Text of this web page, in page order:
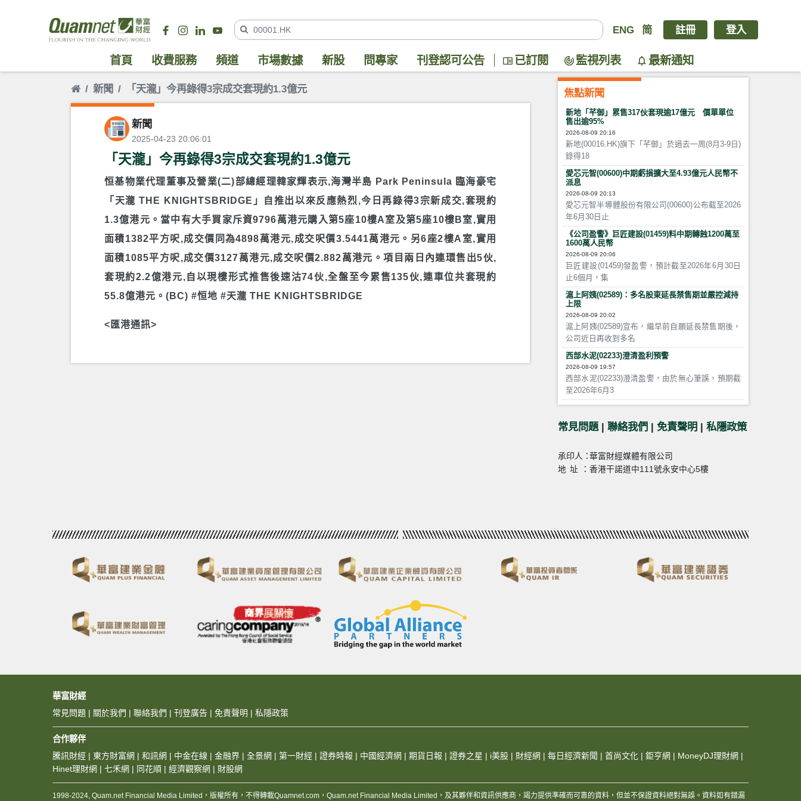
ENG 简 註冊 登入
首頁 收費服務 頻道 市場數據 新股 問專家 刊登認可公告 已訂閱 監視列表 最新通知
新聞 「天瀧」今再錄得3宗成交套現約1.3億元
新聞
2025-04-23 20:06:01
「天瀧」今再錄得3宗成交套現約1.3億元
恒基物業代理董事及營業(二)部總經理韓家輝表示,海灣半島 Park Peninsula 臨海豪宅
「天瀧 THE KNIGHTSBRIDGE」自推出以來反應熱烈,今日再錄得3宗新成交,套現約
1.3億港元。當中有大手買家斥資9796萬港元購入第5座10樓A室及第5座10樓B室,實用
面積1382平方呎,成交價同為4898萬港元,成交呎價3.5441萬港元。另6座2樓A室,實用
面積1085平方呎,成交價3127萬港元,成交呎價2.882萬港元。項目兩日內連環售出5伙,
套現約2.2億港元,自以現樓形式推售後速沽74伙,全盤至今累售135伙,連車位共套現約
55.8億港元。(BC) #恒地 #天瀧 THE KNIGHTSBRIDGE
<匯港通訊>
焦點新聞
新地「芊御」累售317伙套現逾17億元 價單單位
售出逾95%
2026-08-09 20:16
新地(00016.HK)旗下「芊御」於過去一周(8月3-9日)
錄得18
愛芯元智(00600)中期虧損擴大至4.93億元人民幣不
派息
2026-08-09 20:13
愛芯元智半導體股份有限公司(00600)公布截至2026
年6月30日止
《公司盈警》巨匠建設(01459)料中期轉蝕1200萬至
1600萬人民幣
2026-08-09 20:06
巨匠建設(01459)發盈警，預計截至2026年6月30日
止6個月，集
滬上阿姨(02589)：多名股東延長禁售期並嚴控減持
上限
2026-08-09 20:02
滬上阿姨(02589)宣布，繼早前自願延長禁售期後，
公司近日再收到多名
西部水泥(02233)澄清盈利預警
2026-08-09 19:57
西部水泥(02233)澄清盈警，由於無心筆誤，預期截
至2026年6月3
常見問題 | 聯絡我們 | 免責聲明 | 私隱政策
承印人：華富財經媒體有限公司
地址：香港干諾道中111號永安中心5樓
華富財經
常見問題 | 關於我們 | 聯絡我們 | 刊登廣告 | 免責聲明 | 私隱政策
合作夥伴
騰訊財經 | 東方財富網 | 和訊網 | 中金在線 | 金融界 | 全景網 | 第一財經 | 證券時報 | 中國經濟網 | 期貨日報 | 證券之星 | i美股 | 財經網 | 每日經濟新聞 | 首尚文化 | 鉅亨網 | MoneyDJ理財網 |
Hinet理財網 | 七禾網 | 同花順 | 經濟觀察網 | 財股網
1998-2024, Quam.net Financial Media Limited，版權所有，不得轉載Quamnet.com，Quam.net Financial Media Limited，及其夥伴和資訊供應商，竭力提供準確而可靠的資料，但並不保證資料絕對無誤。資料如有錯漏